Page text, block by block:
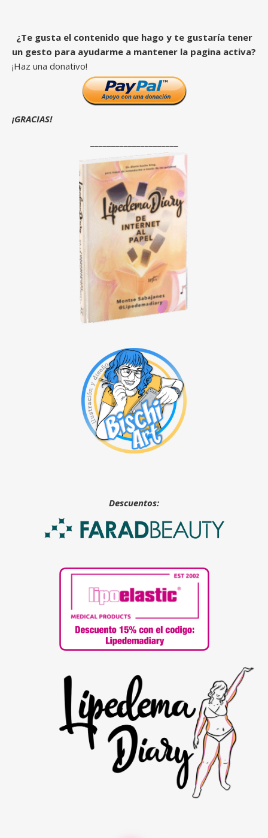
¿Te gusta el contenido que hago y te gustaría tener
un gesto para ayudarme a mantener la pagina activa?
¡Haz una donativo!
¡GRACIAS!
Descuentos: